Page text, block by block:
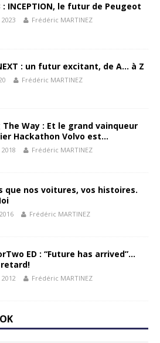
: INCEPTION, le futur de Peugeot
Frédéric MARTINEZ
: un futur excitant, de A… à Z
Frédéric MARTINEZ
Way : Et le grand vainqueur
Hackathon Volvo est…
Frédéric MARTINEZ
que nos voitures, vos histoires.
Frédéric MARTINEZ
ED : “Future has arrived”…
Frédéric MARTINEZ